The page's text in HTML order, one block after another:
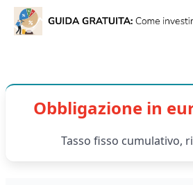
Obbligazione in
Tasso fisso cumulativo,